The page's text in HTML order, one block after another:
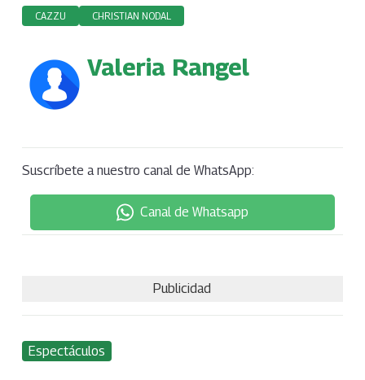
CAZZU CHRISTIAN NODAL
Valeria Rangel
Suscríbete a nuestro canal de WhatsApp:
Canal de Whatsapp
Publicidad
Espectáculos